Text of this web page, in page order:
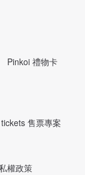
Pinkoi 禮物卡
售票專案
權政策